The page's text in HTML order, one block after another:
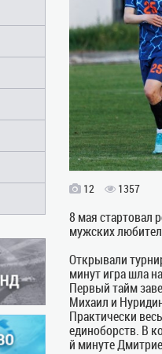
12 1357
8 мая стартовал
мужских
Открывали
минут игра шла
Первый тайм
Михаил и
Практически
единоборств. В
й минуте